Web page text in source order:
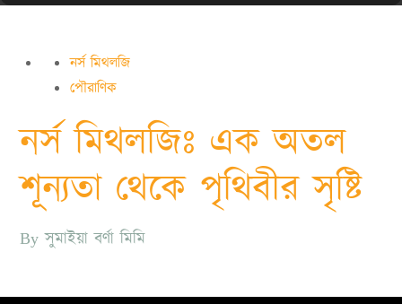
নর্স মিথলজি
পৌরাণিক
নর্স মিথলজিঃ এক অতল
শূন্যতা থেকে পৃথিবীর সৃষ্টি
Byসুমাইয়া বর্ণা মিমি